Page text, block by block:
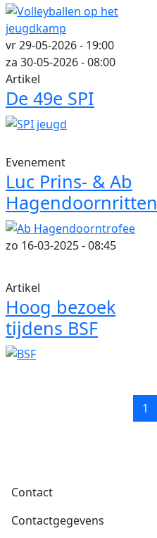
vr 29-05-2026 - 19:00
za 30-05-2026 - 08:00
Artikel
De 49e SPI
Evenement
Luc Prins- & Ab
Hagendoornritten
zo 16-03-2025 - 08:45
Artikel
Hoog bezoek
tijdens BSF
1
Voet
Contact
Contactgegevens